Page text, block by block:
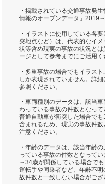
・掲載されている交通事故発
情報のオープンデータ」2019
・イラストに使用している各
突地点など）は、代表的なイ
状等含め現実の事故の状況と
ージとして参考までにご活用く
・多重事故の場合でもイラス
しか表現されていません。詳
参照ください。
・車両種別のデータは、該当
わっている事故の件数となっ
普通自動車が衝突した場合で
含まれるため、現実の事故件
注意ください。
・年齢のデータは、該当年齢
っている事故の件数となって
～34歳が関係している場合で
運転手や同乗者など、年齢不
故件数と一致しない場合がござ